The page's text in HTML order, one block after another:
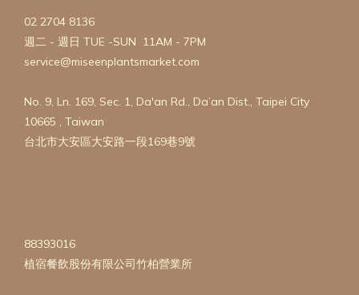
02 2704 8136
週二 - 週日 TUE -SUN 11AM - 7PM
service@miseenplantsmarket.com
No. 9, Ln. 169, Sec. 1, Da'an Rd., Da’an Dist., Taipei City
10665 , Taiwan
台北市大安區大安路一段169巷9號
88393016
植宿餐飲股份有限公司竹柏營業所